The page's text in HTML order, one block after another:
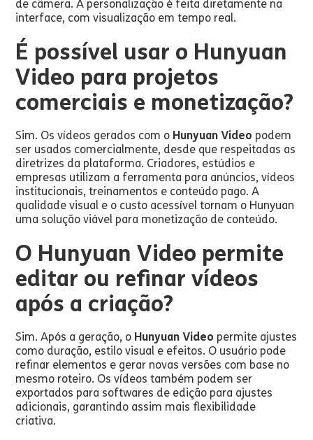
de câmera. A personalização é feita diretamente na
interface, com visualização em tempo real.
É possível usar o Hunyuan
Video para projetos
comerciais e monetização?
Sim. Os vídeos gerados com o Hunyuan Video podem
ser usados comercialmente, desde que respeitadas as
diretrizes da plataforma. Criadores, estúdios e
empresas utilizam a ferramenta para anúncios, vídeos
institucionais, treinamentos e conteúdo pago. A
qualidade visual e o custo acessível tornam o Hunyuan
uma solução viável para monetização de conteúdo.
O Hunyuan Video permite
editar ou refinar vídeos
após a criação?
Sim. Após a geração, o Hunyuan Video permite ajustes
como duração, estilo visual e efeitos. O usuário pode
refinar elementos e gerar novas versões com base no
mesmo roteiro. Os vídeos também podem ser
exportados para softwares de edição para ajustes
adicionais, garantindo assim mais flexibilidade
criativa.